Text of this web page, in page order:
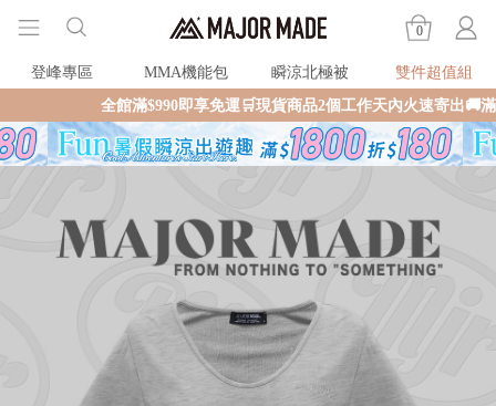
0
登峰專區 MMA機能包 瞬涼北極被
雙件超值組
全館滿$990即享免運🛒現貨商品2個工作天內火速寄出🚚滿額再送限